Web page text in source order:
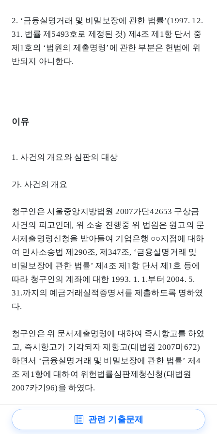
2. ‘금융실명거래 및 비밀보장에 관한 법률’(1997. 12.
31. 법률 제5493호로 제정된 것) 제4조 제1항 단서 중
제1호의 ‘법원의 제출명령’에 관한 부분은 헌법에 위
반되지 아니한다.
이유
1. 사건의 개요와 심판의 대상
가. 사건의 개요
청구인은 서울중앙지방법원 2007가단42653 구상금
사건의 피고인데, 위 소송 진행중 위 법원은 원고의 문
서제출명령신청을 받아들여 기업은행 ○○지점에 대하
여 민사소송법 제290조, 제347조, ‘금융실명거래 및
비밀보장에 관한 법률’ 제4조 제1항 단서 제1호 등에
따라 청구인의 계좌에 대한 1993. 1. 1.부터 2004. 5.
31.까지의 예금거래실적증명서를 제출하도록 명하였
다.
청구인은 위 문서제출명령에 대하여 즉시항고를 하였
고, 즉시항고가 기각되자 재항고(대법원 2007마672)
하면서 ‘금융실명거래 및 비밀보장에 관한 법률’ 제4
조 제1항에 대하여 위헌법률심판제청신청(대법원
2007카기96)을 하였다.
그런데 2008. 9. 26. 위 재항고와 위헌법률심판제청신
청이 기각되자, 청구인은 민사소송법 제290조, 제347
관련 기출문제